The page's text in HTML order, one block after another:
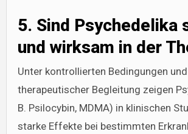
5. Sind Psychedelika
und wirksam in der
Unter kontrollierten Bedingungen
therapeutischer Begleitung zeigen
B. Psilocybin, MDMA) in klinischen
starke Effekte bei bestimmten